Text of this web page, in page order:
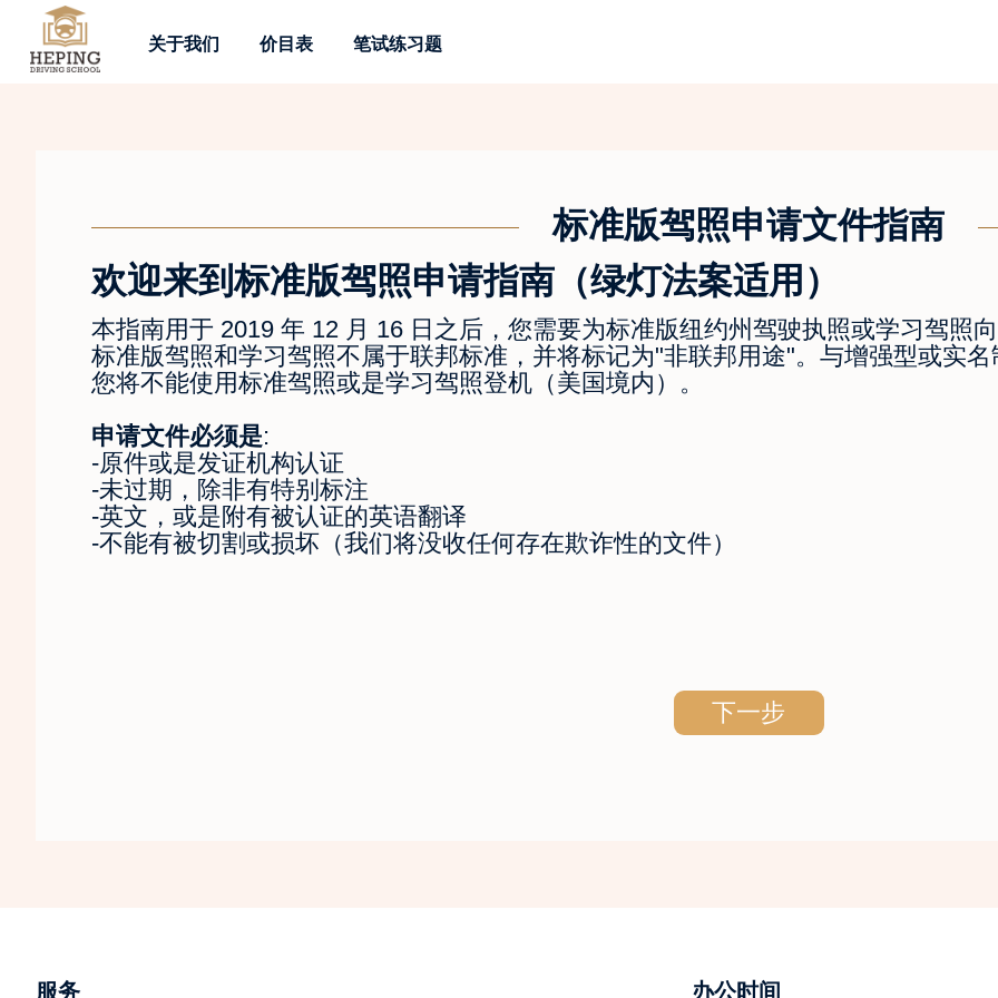
关于我们 价目表 笔试练习题
标准版驾照申请文件指南
欢迎来到标准版驾照申请指南（绿灯法案适用）
本指南用于 2019 年 12 月 16 日之后，您需要为标准版纽约州驾驶执照或学习驾照
标准版驾照和学习驾照不属于联邦标准，并将标记为"非联邦用途"。与增强型或实
您将不能使用标准驾照或是学习驾照登机（美国境内）。
申请文件必须是:
-原件或是发证机构认证
-未过期，除非有特别标注
-英文，或是附有被认证的英语翻译
-不能有被切割或损坏（我们将没收任何存在欺诈性的文件）
服务 办公时间